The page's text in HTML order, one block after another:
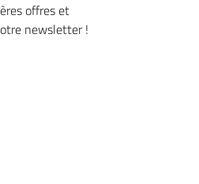
offres et
newsletter !